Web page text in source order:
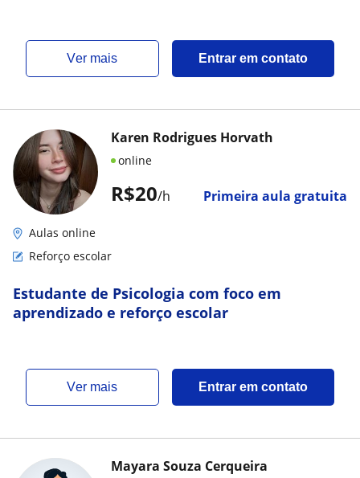
ver mais Entrar em contato
R$20/h Primeira aula gratuita
Karen Rodrigues Horvath
online
Aulas online
Reforço escolar
Estudante de Psicologia com foco em
aprendizado e reforço escolar
ver mais Entrar em contato
Mayara Souza Cerqueira